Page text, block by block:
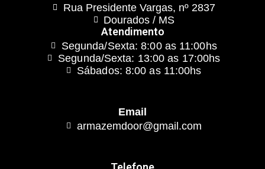
Rua Presidente Vargas, nº 2837
Dourados / MS
Atendimento
Segunda/Sexta: 8:00 as 11:00hs
Segunda/Sexta: 13:00 as 17:00hs
Sábados: 8:00 as 11:00hs
Email
armazemdoor@gmail.com